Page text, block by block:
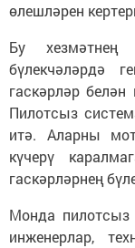
өлешләрен
Бу хезмәтнең
бүлекчәләрдә
гаскәрләр
Пилотсыз
итә. Аларны
күчерү
гаскәрләрнең
Монда пилотсыз
инженерлар,